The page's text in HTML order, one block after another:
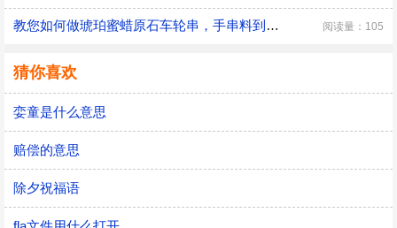
教您如何做琥珀蜜蜡原石车轮串，手串料到成品 阅读量：105
猜你喜欢
娈童是什么意思
赔偿的意思
除夕祝福语